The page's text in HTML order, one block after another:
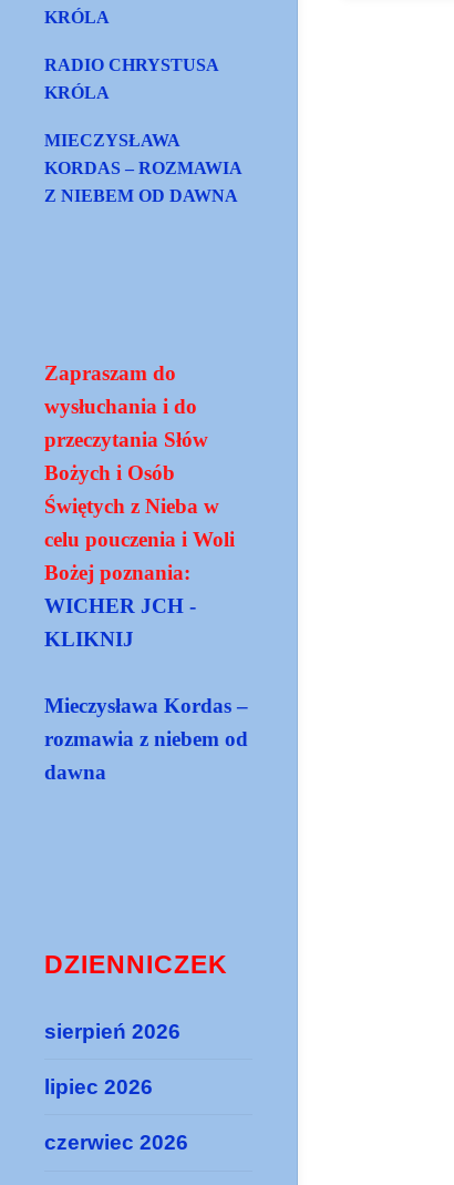
KRÓLA
RADIO CHRYSTUSA
KRÓLA
MIECZYSŁAWA
KORDAS – ROZMAWIA
Z NIEBEM OD DAWNA
Zapraszam do
wysłuchania i do
przeczytania Słów
Bożych i Osób
Świętych z Nieba w
celu pouczenia i Woli
Bożej poznania:
WICHER JCH -
KLIKNIJ
Mieczysława Kordas –
rozmawia z niebem od
dawna
DZIENNICZEK
sierpień 2026
lipiec 2026
czerwiec 2026